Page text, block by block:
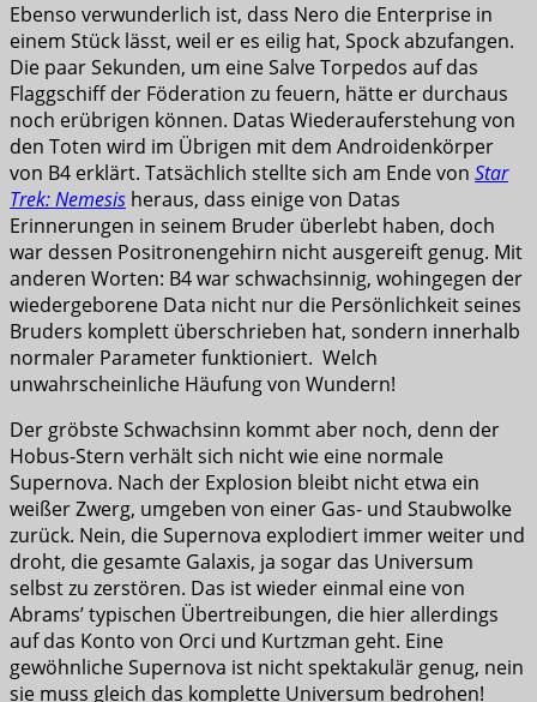
Ebenso verwunderlich ist, dass Nero die Enterprise in
einem Stück lässt, weil er es eilig hat, Spock abzufangen.
Die paar Sekunden, um eine Salve Torpedos auf das
Flaggschiff der Föderation zu feuern, hätte er durchaus
noch erübrigen können. Datas Wiederauferstehung von
den Toten wird im Übrigen mit dem Androidenkörper
von B4 erklärt. Tatsächlich stellte sich am Ende von Star
Trek: Nemesis heraus, dass einige von Datas
Erinnerungen in seinem Bruder überlebt haben, doch
war dessen Positronengehirn nicht ausgereift genug. Mit
anderen Worten: B4 war schwachsinnig, wohingegen der
wiedergeborene Data nicht nur die Persönlichkeit seines
Bruders komplett überschrieben hat, sondern innerhalb
normaler Parameter funktioniert. Welch
unwahrscheinliche Häufung von Wundern!
Der gröbste Schwachsinn kommt aber noch, denn der
Hobus-Stern verhält sich nicht wie eine normale
Supernova. Nach der Explosion bleibt nicht etwa ein
weißer Zwerg, umgeben von einer Gas- und Staubwolke
zurück. Nein, die Supernova explodiert immer weiter und
droht, die gesamte Galaxis, ja sogar das Universum
selbst zu zerstören. Das ist wieder einmal eine von
Abrams’ typischen Übertreibungen, die hier allerdings
auf das Konto von Orci und Kurtzman geht. Eine
gewöhnliche Supernova ist nicht spektakulär genug, nein
sie muss gleich das komplette Universum bedrohen!